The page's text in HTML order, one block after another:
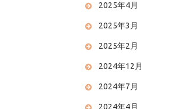
2025年4月
2025年3月
2025年2月
2024年12月
2024年7月
2024年4月